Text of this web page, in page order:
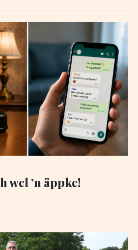
wel ’n äppke!